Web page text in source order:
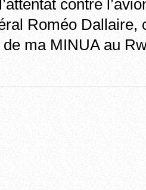
contre
Roméo Dallaire,
ma MINUA au